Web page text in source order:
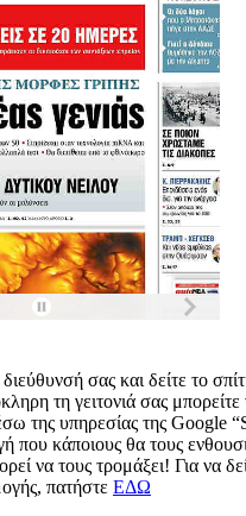
σας και δείτε το
τη γειτονιά σας μπορείτε
της υπηρεσίας της Google
που κάποιους θα τους
να τους τρομάξει! Για να
πατήστε ΕΔΩ